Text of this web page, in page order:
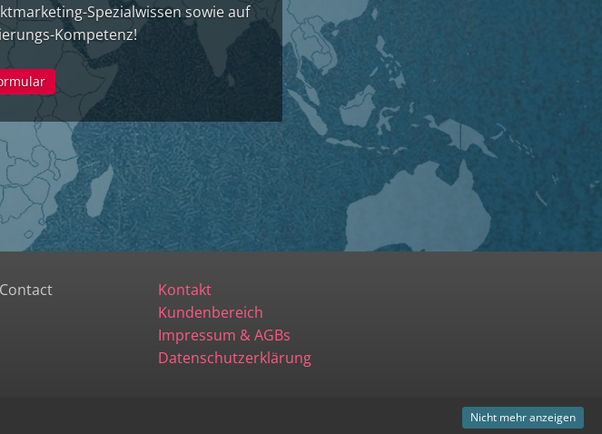
Spezialwissen sowie auf
Kompetenz!
Kontakt
Kundenbereich
Impressum & AGBs
Datenschutzerklärung
Nicht mehr anzeigen